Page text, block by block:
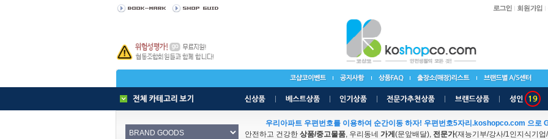
우리아파트 우편번호를 이용하여 순간이동 하자! 우편번호5자리.koshopco.com 으로
안전하고 건강한 상품/중고물품, 우리동네 가게 (문앞배달), 전문가(재능기부/강사/1인지식기업